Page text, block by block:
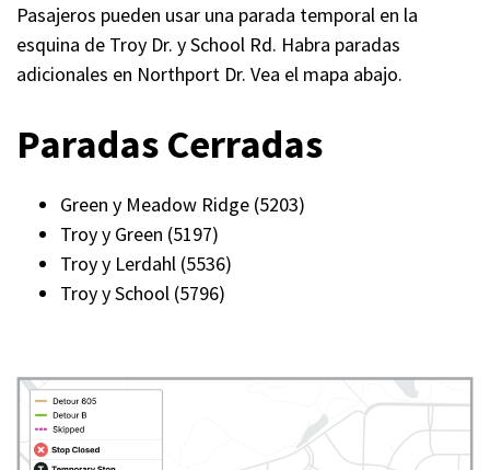
Pasajeros pueden usar una parada temporal en la
esquina de Troy Dr. y School Rd. Habra paradas
adicionales en Northport Dr. Vea el mapa abajo.
Paradas Cerradas
Green y Meadow Ridge (5203)
Troy y Green (5197)
Troy y Lerdahl (5536)
Troy y School (5796)